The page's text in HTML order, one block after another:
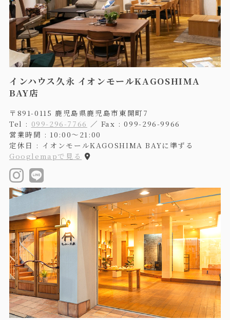
インハウス久永 イオンモールKAGOSHIMA
BAY店
〒891-0115 鹿児島県鹿児島市東開町7
Tel : 099-296-7766 ／ Fax : 099-296-9966
営業時間 : 10:00〜21:00
定休日 : イオンモールKAGOSHIMA BAYに準ずる
Googlemapで見る